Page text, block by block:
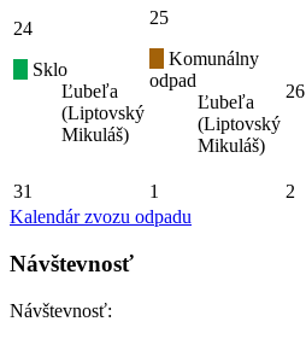
24
Sklo
Ľubeľa
(Liptovský
Mikuláš)
25
Komunálny
odpad
Ľubeľa
(Liptovský
Mikuláš)
26
31 1 2
Kalendár zvozu odpadu
Návštevnosť
Návštevnosť: